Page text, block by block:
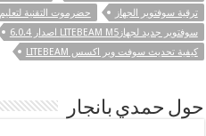
ترقية سوفتوير الجهاز
حضرموت التقنية
سوفتوير جديد لجهازLITEBEAM M5 اصدار 6.0.4
كيفية تحديث سوفت وير اكسس LITEBEAM
حول حمدي بانجار